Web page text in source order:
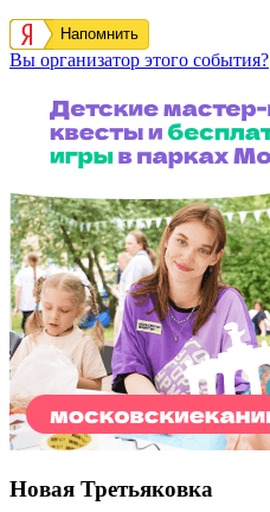
Напомнить
Вы организатор этого события?
Новая Третьяковка